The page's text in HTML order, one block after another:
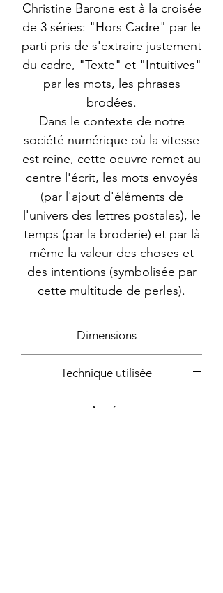
Christine Barone est à la croisée
de 3 séries: "Hors Cadre" par le
parti pris de s'extraire justement
du cadre, "Texte" et "Intuitives"
par les mots, les phrases
brodées.
Dans le contexte de notre
société numérique où la vitesse
est reine, cette oeuvre remet au
centre l'écrit, les mots envoyés
(par l'ajout d'éléments de
l'univers des lettres postales), le
temps (par la broderie) et par là
même la valeur des choses et
des intentions (symbolisée par
cette multitude de perles).
Dimensions
Technique utilisée
Année